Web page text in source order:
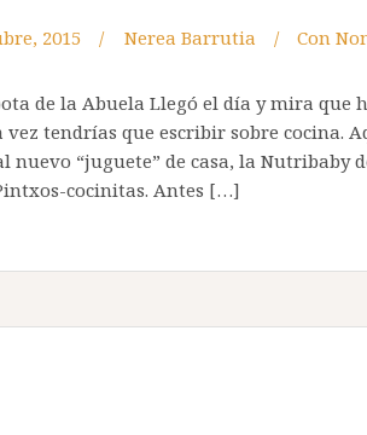
2015 Nerea Barrutia Con
de la Abuela Llegó el día y mira que
vez tendrías que escribir sobre cocina.
nuevo “juguete” de casa, la Nutribaby
cocinitas. Antes […]